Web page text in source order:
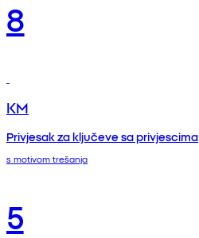
8
KM
Privjesak za ključeve sa privjescima
s motivom trešanja
5